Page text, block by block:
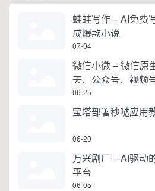
蛙蛙写作 – AI免费
成爆款小说
07-04
微信小微 – 微信原
天、公众号、视频
06-25
宝塔部署秒哒应用
06-20
万兴剧厂 – AI驱动
平台
06-05